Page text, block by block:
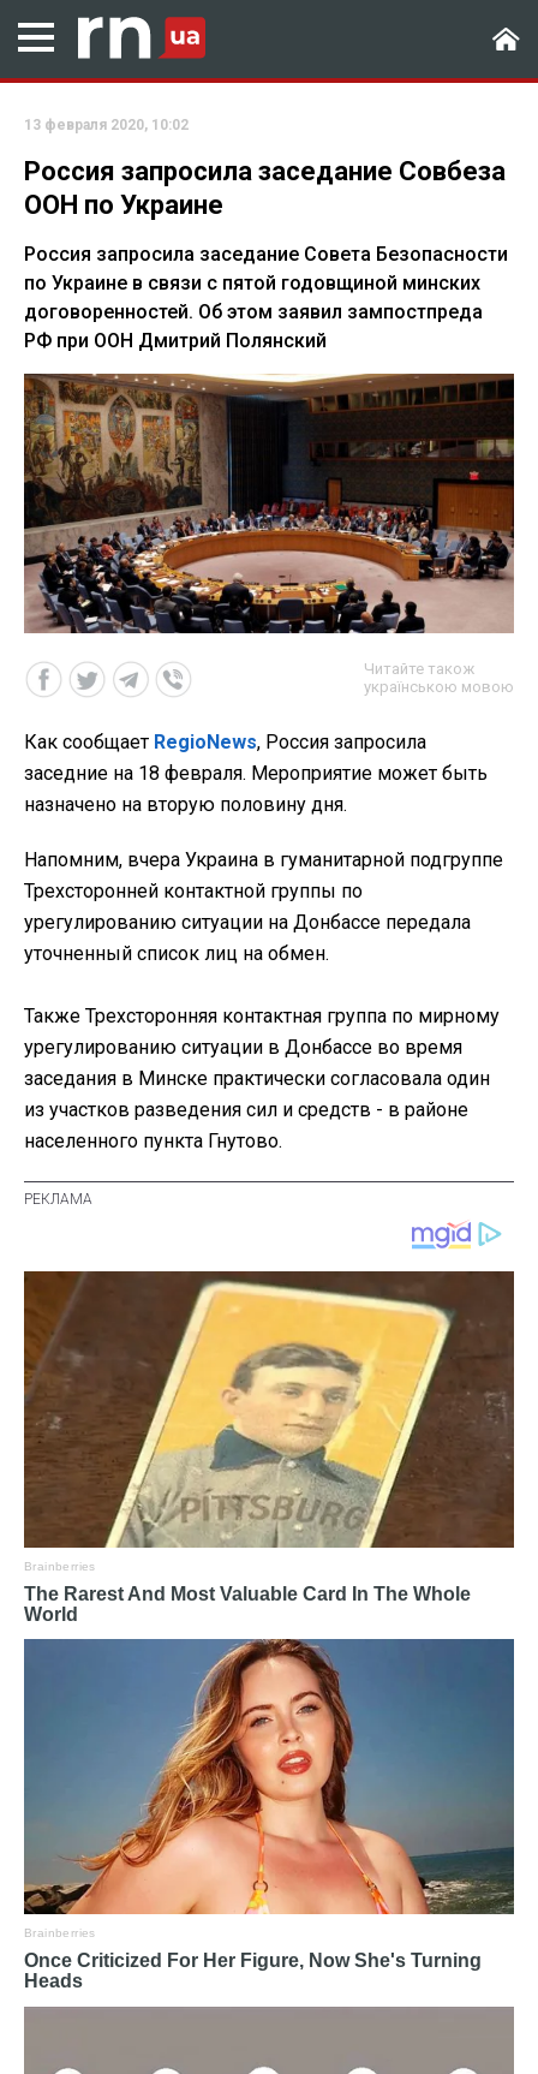
13 февраля 2020, 10:02
Россия запросила заседание Совбеза
ООН по Украине
Россия запросила заседание Совета Безопасности
по Украине в связи с пятой годовщиной минских
договоренностей. Об этом заявил зампостпреда
РФ при ООН Дмитрий Полянский
Читайте також
українською мовою
Как сообщает RegioNews, Россия запросила
заседние на 18 февраля. Мероприятие может быть
назначено на вторую половину дня.
Напомним, вчера Украина в гуманитарной подгруппе
Трехсторонней контактной группы по
урегулированию ситуации на Донбассе передала
уточненный список лиц на обмен.
Также Трехсторонняя контактная группа по мирному
урегулированию ситуации в Донбассе во время
заседания в Минске практически согласовала один
из участков разведения сил и средств - в районе
населенного пункта Гнутово.